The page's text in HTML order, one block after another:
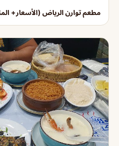
مطعم توارن الرياض (الأسعار+